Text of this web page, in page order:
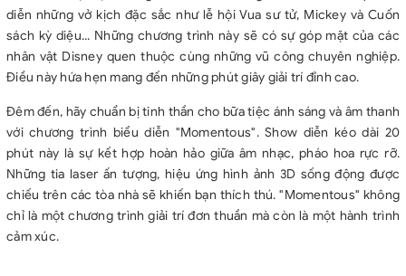
diễn những vở kịch đặc sắc như lễ hội Vua sư tử, Mickey và Cuốn
sách kỳ diệu... Những chương trình này sẽ có sự góp mặt của các
nhân vật Disney quen thuộc cùng những vũ công chuyên nghiệp.
Điều này hứa hẹn mang đến những phút giây giải trí đỉnh cao.
Đêm đến, hãy chuẩn bị tinh thần cho bữa tiệc ánh sáng và âm thanh
với chương trình biểu diễn "Momentous". Show diễn kéo dài 20
phút này là sự kết hợp hoàn hảo giữa âm nhạc, pháo hoa rực rỡ.
Những tia laser ấn tượng, hiệu ứng hình ảnh 3D sống động được
chiếu trên các tòa nhà sẽ khiến bạn thích thú. "Momentous" không
chỉ là một chương trình giải trí đơn thuần mà còn là một hành trình
cảm xúc.